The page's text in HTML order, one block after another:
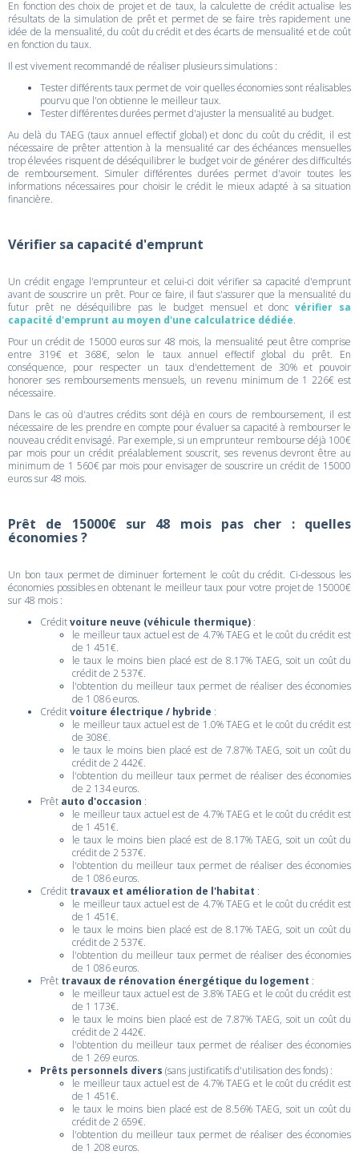
En fonction des choix de projet et de taux, la calculette de crédit actualise les
résultats de la simulation de prêt et permet de se faire très rapidement une
idée de la mensualité, du coût du crédit et des écarts de mensualité et de coût
en fonction du taux.
Il est vivement recommandé de réaliser plusieurs simulations :
Tester différents taux permet de voir quelles économies sont réalisables
pourvu que l'on obtienne le meilleur taux.
Tester différentes durées permet d'ajuster la mensualité au budget.
Au delà du TAEG (taux annuel effectif global) et donc du coût du crédit, il est
nécessaire de prêter attention à la mensualité car des échéances mensuelles
trop élevées risquent de déséquilibrer le budget voir de générer des difficultés
de remboursement. Simuler différentes durées permet d'avoir toutes les
informations nécessaires pour choisir le crédit le mieux adapté à sa situation
financière.
Vérifier sa capacité d'emprunt
Un crédit engage l'emprunteur et celui-ci doit vérifier sa capacité d'emprunt
avant de souscrire un prêt. Pour ce faire, il faut s'assurer que la mensualité du
futur prêt ne déséquilibre pas le budget mensuel et doncvérifier sa
capacité d'emprunt au moyen d'une calculatrice dédiée.
Pour un crédit de 15000 euros sur 48 mois, la mensualité peut être comprise
entre 319€ et 368€, selon le taux annuel effectif global du prêt. En
conséquence, pour respecter un taux d'endettement de 30% et pouvoir
honorer ses remboursements mensuels, un revenu minimum de 1 226€ est
nécessaire.
Dans le cas où d'autres crédits sont déjà en cours de remboursement, il est
nécessaire de les prendre en compte pour évaluer sa capacité à rembourser le
nouveau crédit envisagé. Par exemple, si un emprunteur rembourse déjà 100€
par mois pour un crédit préalablement souscrit, ses revenus devront être au
minimum de 1 560€ par mois pour envisager de souscrire un crédit de 15000
euros sur 48 mois.
Prêt de 15000€ sur 48 mois pas cher : quelles
économies ?
Un bon taux permet de diminuer fortement le coût du crédit. Ci-dessous les
économies possibles en obtenant le meilleur taux pour votre projet de 15000€
sur 48 mois :
Créditvoiture neuve (véhicule thermique) :
le meilleur taux actuel est de 4.7% TAEG et le coût du crédit est
de 1 451€.
le taux le moins bien placé est de 8.17% TAEG, soit un coût du
crédit de 2 537€.
l'obtention du meilleur taux permet de réaliser des économies
de 1 086 euros.
Créditvoiture électrique / hybride :
le meilleur taux actuel est de 1.0% TAEG et le coût du crédit est
de 308€.
le taux le moins bien placé est de 7.87% TAEG, soit un coût du
crédit de 2 442€.
l'obtention du meilleur taux permet de réaliser des économies
de 2 134 euros.
Prêt auto d'occasion :
le meilleur taux actuel est de 4.7% TAEG et le coût du crédit est
de 1 451€.
le taux le moins bien placé est de 8.17% TAEG, soit un coût du
crédit de 2 537€.
l'obtention du meilleur taux permet de réaliser des économies
de 1 086 euros.
Crédit travaux et amélioration de l'habitat :
le meilleur taux actuel est de 4.7% TAEG et le coût du crédit est
de 1 451€.
le taux le moins bien placé est de 8.17% TAEG, soit un coût du
crédit de 2 537€.
l'obtention du meilleur taux permet de réaliser des économies
de 1 086 euros.
Prêt travaux de rénovation énergétique du logement :
le meilleur taux actuel est de 3.8% TAEG et le coût du crédit est
de 1 173€.
le taux le moins bien placé est de 7.87% TAEG, soit un coût du
crédit de 2 442€.
l'obtention du meilleur taux permet de réaliser des économies
de 1 269 euros.
Prêts personnels divers (sans justificatifs d'utilisation des fonds) :
le meilleur taux actuel est de 4.7% TAEG et le coût du crédit est
de 1 451€.
le taux le moins bien placé est de 8.56% TAEG, soit un coût du
crédit de 2 659€.
l'obtention du meilleur taux permet de réaliser des économies
de 1 208 euros.